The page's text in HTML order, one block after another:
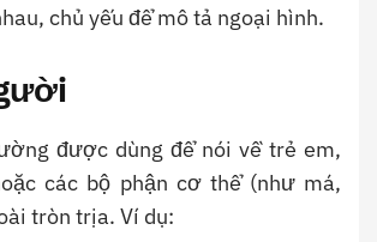
chủ yếu để mô tả ngoại hình.
được dùng để nói về trẻ em,
các bộ phận cơ thể (như má,
tròn trịa. Ví dụ: